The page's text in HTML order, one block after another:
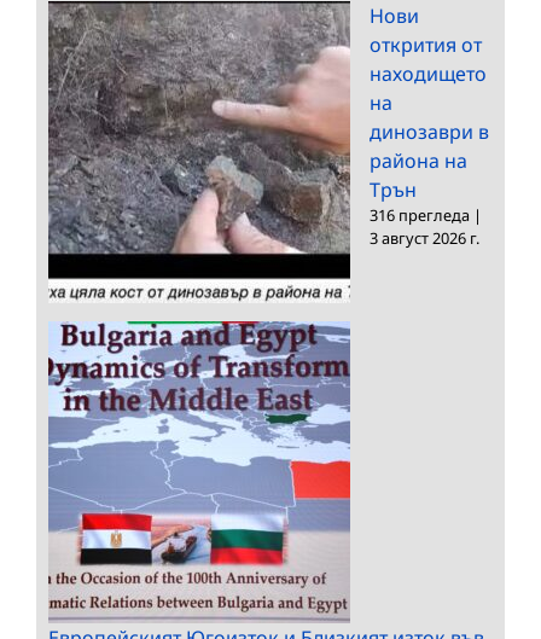
Нови
открития от
находището
на
динозаври в
района на
Трън
316 прегледа |
3 август 2026 г.